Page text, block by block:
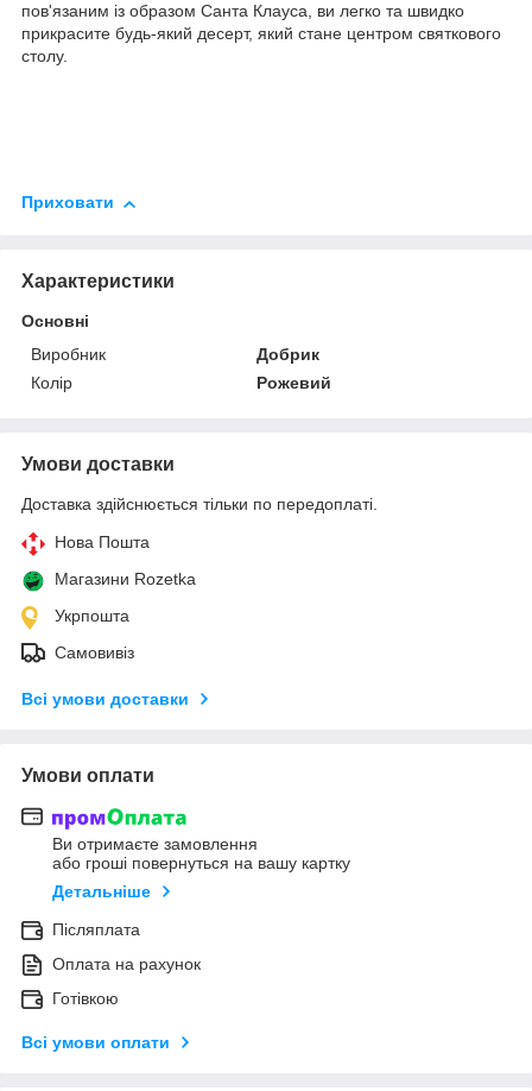
пов'язаним із образом Санта Клауса, ви легко та швидко
прикрасите будь-який десерт, який стане центром святкового
столу.
Приховати
Характеристики
Основні
Виробник
Добрик
Колір
Рожевий
Умови доставки
Доставка здійснюється тільки по передоплаті.
Нова Пошта
Магазини Rozetka
Укрпошта
Самовивіз
Всі умови доставки
Умови оплати
Ви отримаєте замовлення
або гроші повернуться на вашу картку
Детальніше
Післяплата
Оплата на рахунок
Готівкою
Всі умови оплати